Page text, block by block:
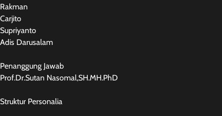
Rakman
Carjito
Supriyanto
Adis Darusalam
Penanggung Jawab
Prof.Dr.Sutan Nasomal,SH.MH.PhD
Struktur Personalia